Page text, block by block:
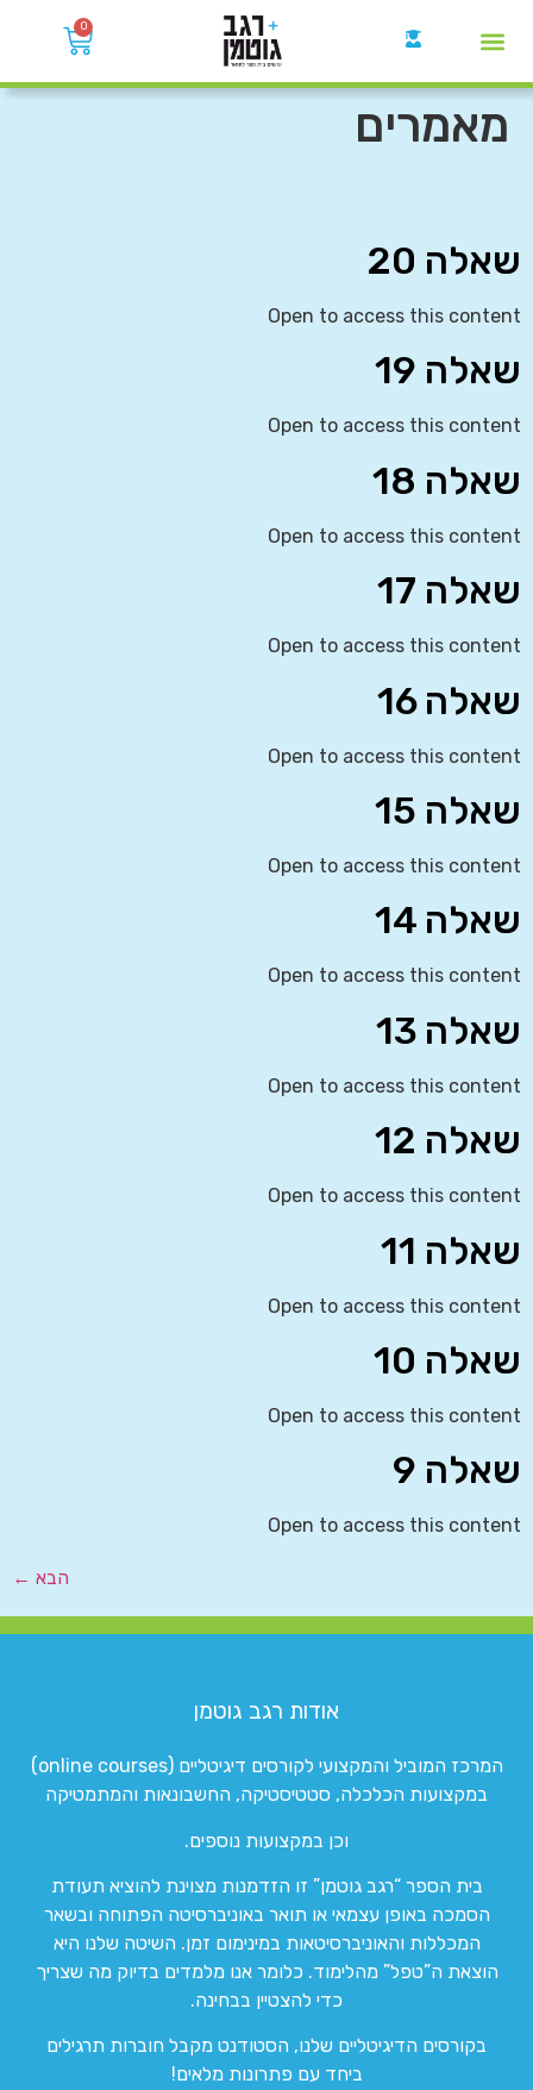
0
מאמרים
שאלה 20
Open to access this content
שאלה 19
Open to access this content
שאלה 18
Open to access this content
שאלה 17
Open to access this content
שאלה 16
Open to access this content
שאלה 15
Open to access this content
שאלה 14
Open to access this content
שאלה 13
Open to access this content
שאלה 12
Open to access this content
שאלה 11
Open to access this content
שאלה 10
Open to access this content
שאלה 9
Open to access this content
הבא ←
אודות רגב גוטמן
המרכז המוביל והמקצועי לקורסים דיגיטליים (online courses)
במקצועות הכלכלה, סטטיסטיקה, החשבונאות והמתמטיקה
וכן במקצועות נוספים.
בית הספר “רגב גוטמן” זו הזדמנות מצוינת להוציא תעודת
הסמכה באופן עצמאי או תואר באוניברסיטה הפתוחה ובשאר
המכללות והאוניברסיטאות במינימום זמן. השיטה שלנו היא
הוצאת ה”טפל” מהלימוד. כלומר אנו מלמדים בדיוק מה שצריך
כדי להצטיין בבחינה.
בקורסים הדיגיטליים שלנו, הסטודנט מקבל חוברות תרגילים
ביחד עם פתרונות מלאים!